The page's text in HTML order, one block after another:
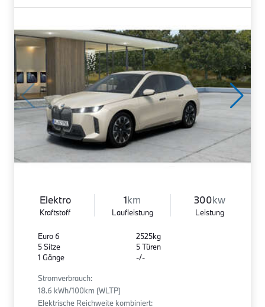
Elektro
Kraftstoff
1km
Laufleistung
300kw
Leistung
Euro 6
5 Sitze
1 Gänge
2525kg
5 Türen
-/-
Stromverbrauch:
18.6 kWh/100km (WLTP)
Elektrische Reichweite kombiniert: